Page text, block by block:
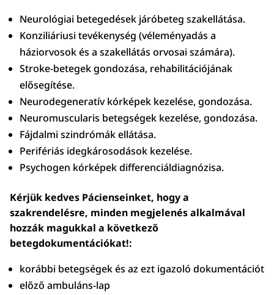
Neurológiai betegedések járóbeteg szakellátása.
Konziliáriusi tevékenység (véleményadás a
háziorvosok és a szakellátás orvosai számára).
Stroke-betegek gondozása, rehabilitációjának
elősegítése.
Neurodegeneratív kórképek kezelése, gondozása.
Neuromuscularis betegségek kezelése, gondozása.
Fájdalmi szindrómák ellátása.
Perifériás idegkárosodások kezelése.
Psychogen kórképek differenciáldiagnózisa.
Kérjük kedves Pácienseinket, hogy a
szakrendelésre, minden megjelenés alkalmával
hozzák magukkal a következő
betegdokumentációkat!:
korábbi betegségek és az ezt igazoló dokumentációt
előző ambuláns-lap